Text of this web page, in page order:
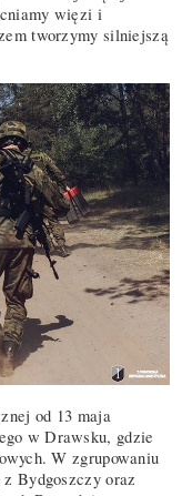
więzi i
tworzymy silniejszą
od 13 maja
w Drawsku, gdzie
W zgrupowaniu
Bydgoszczy oraz